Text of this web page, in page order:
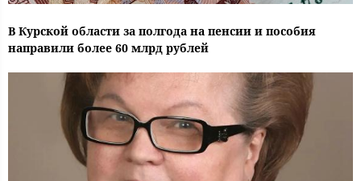
В Курской области за полгода на пенсии и пособия
направили более 60 млрд рублей